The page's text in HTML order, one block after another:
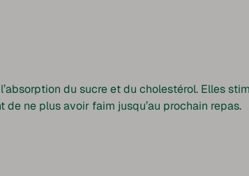
du sucre et du cholestérol. Elles
ne plus avoir faim jusqu’au prochain repas.